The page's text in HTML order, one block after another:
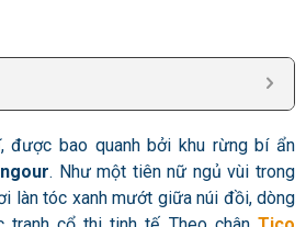
được bao quanh bởi khu rừng bí ẩn
. Như một tiên nữ ngủ vùi trong
làn tóc xanh mướt giữa núi đồi, dòng